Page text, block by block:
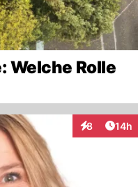
Welche Rolle
8
Interaktionen
14h